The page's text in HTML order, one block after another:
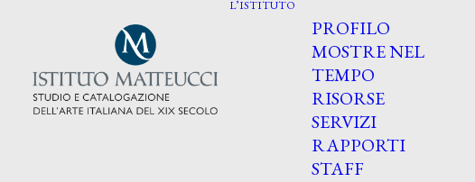
L’ISTITUTO
PROFILO
MOSTRE NEL
TEMPO
RISORSE
SERVIZI
RAPPORTI
STAFF